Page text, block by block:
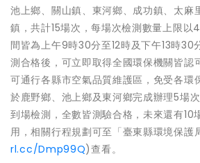
池上鄉、關山鎮、東河鄉、成功鎮、太麻
鎮，共計15場次，每場次檢測數量上限
間皆為上午9時30分至12時及下午13時30
測合格後，可立即取得全國環保機關皆認
可通行各縣市空氣品質維護區，免受各環
於鹿野鄉、池上鄉及東河鄉完成辦理5場
到場檢測，全數皆測驗合格，未來還有10
用，相關行程規劃可至「臺東縣環境保護
rl.cc/Dmp99Q)查看。